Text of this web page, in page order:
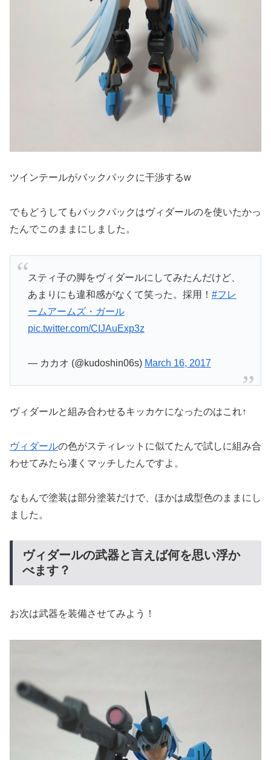
ツインテールがバックパックに干渉するw
でもどうしてもバックパックはヴィダールのを使いたかっ
たんでこのままにしました。
スティ子の脚をヴィダールにしてみたんだけど、
あまりにも違和感がなくて笑った。採用！ #フレ
ームアームズ・ガール
pic.twitter.com/CIJAuExp3z
— カカオ (@kudoshin06s) March 16, 2017
ヴィダールと組み合わせるキッカケになったのはこれ↑
ヴィダールの色がスティレットに似てたんで試しに組み合
わせてみたら凄くマッチしたんですよ。
なもんで塗装は部分塗装だけで、ほかは成型色のままにし
ました。
ヴィダールの武器と言えば何を思い浮か
べます？
お次は武器を装備させてみよう！